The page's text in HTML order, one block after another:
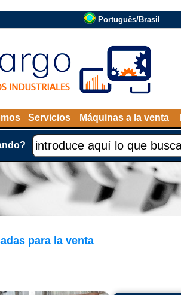
Português/Brasil
Servicios Máquinas a la venta
para la venta